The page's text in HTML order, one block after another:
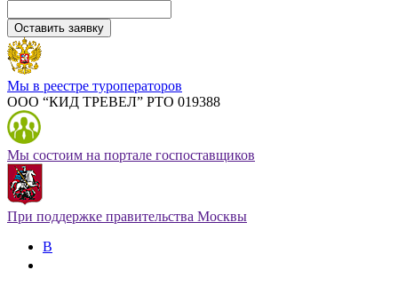
Оставить заявку
Мы в реестре туроператоров
ООО “КИД ТРЕВЕЛ” РТО 019388
Мы состоим на портале госпоставщиков
При поддержке правительства Москвы
В